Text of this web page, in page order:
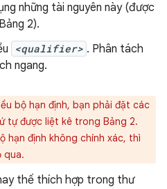
những tài nguyên này (được
2).
<qualifier> . Phân tách
ngang.
bộ hạn định, bạn phải đặt các
tự được liệt kê trong Bảng 2.
hạn định không chính xác, thì
qua.
thế thích hợp trong thư